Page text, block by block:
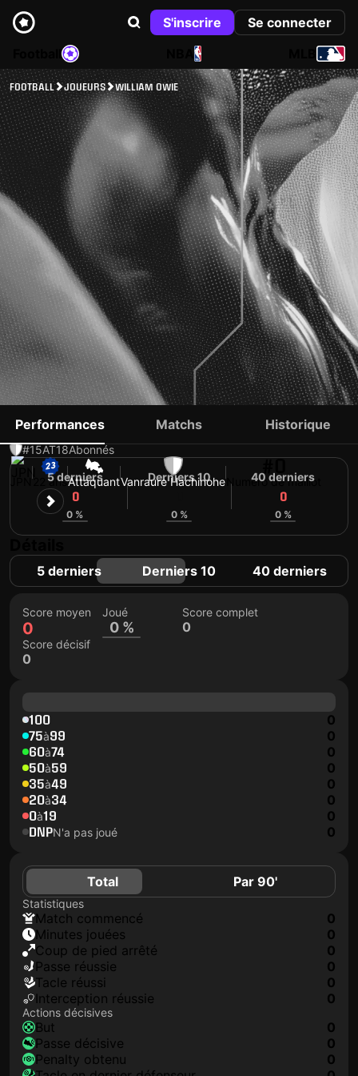
S'inscrire
Se connecter
NBA
FOOTBALL JOUEURS WILLIAM OWIE
WILLIAM OWIE
#15AT18Abonnés
22 ansAttaquantVanraure Hachinohe Numéro de maillot
Performances Matchs Historique
5 derniers
0
0 %
Derniers 10
0 %
40 derniers
0
0 %
5 derniers Derniers 10 40 derniers
Score moyen
0
Joué
0 %
Score complet
0
Score décisif
0
100 0
75à99 0
60à74 0
50à59 0
35à49 0
20à34 0
0à19 0
DNPN'a pas joué 0
Total Par 90'
Statistiques
match commencé
0
minutes jouées
0
coup de pied arrêté
0
Passe réussie
0
tacle réussi
0
interception réussie
0
Actions décisives
but
0
passe décisive
0
penalty obtenu
0